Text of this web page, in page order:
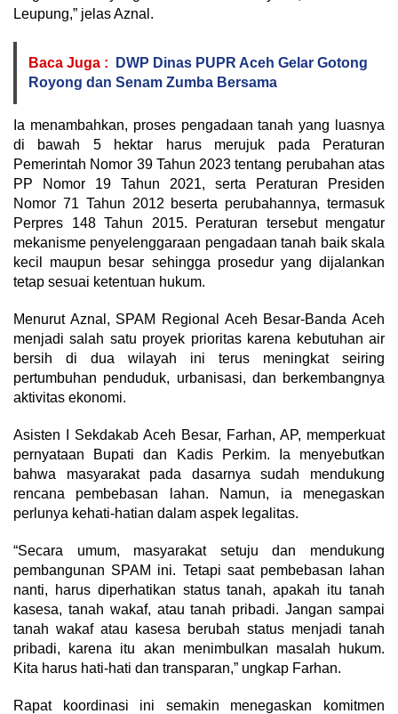
Leupung,” jelas Aznal.
Baca Juga :
DWP Dinas PUPR Aceh Gelar Gotong
Royong dan Senam Zumba Bersama
Ia menambahkan, proses pengadaan tanah yang luasnya
di bawah 5 hektar harus merujuk pada Peraturan
Pemerintah Nomor 39 Tahun 2023 tentang perubahan atas
PP Nomor 19 Tahun 2021, serta Peraturan Presiden
Nomor 71 Tahun 2012 beserta perubahannya, termasuk
Perpres 148 Tahun 2015. Peraturan tersebut mengatur
mekanisme penyelenggaraan pengadaan tanah baik skala
kecil maupun besar sehingga prosedur yang dijalankan
tetap sesuai ketentuan hukum.
Menurut Aznal, SPAM Regional Aceh Besar-Banda Aceh
menjadi salah satu proyek prioritas karena kebutuhan air
bersih di dua wilayah ini terus meningkat seiring
pertumbuhan penduduk, urbanisasi, dan berkembangnya
aktivitas ekonomi.
Asisten I Sekdakab Aceh Besar, Farhan, AP, memperkuat
pernyataan Bupati dan Kadis Perkim. Ia menyebutkan
bahwa masyarakat pada dasarnya sudah mendukung
rencana pembebasan lahan. Namun, ia menegaskan
perlunya kehati-hatian dalam aspek legalitas.
“Secara umum, masyarakat setuju dan mendukung
pembangunan SPAM ini. Tetapi saat pembebasan lahan
nanti, harus diperhatikan status tanah, apakah itu tanah
kasesa, tanah wakaf, atau tanah pribadi. Jangan sampai
tanah wakaf atau kasesa berubah status menjadi tanah
pribadi, karena itu akan menimbulkan masalah hukum.
Kita harus hati-hati dan transparan,” ungkap Farhan.
Rapat koordinasi ini semakin menegaskan komitmen